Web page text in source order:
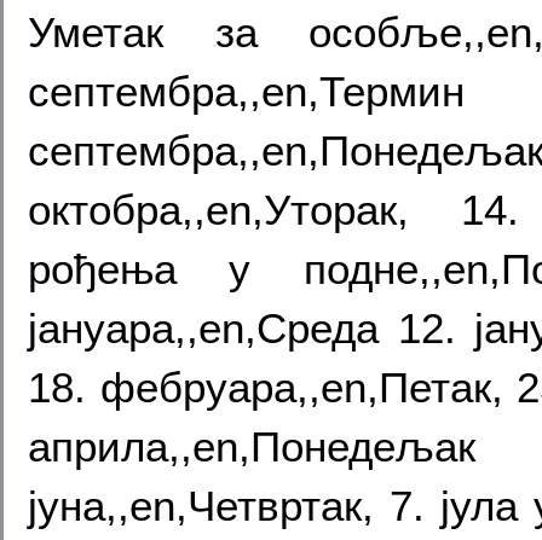
Уметак за
октобра,,en,Уторак,
рођења у
јануара,,en,Среда 12.
18. фебруара,,en,Петак,
јуна,,en,Четвртак, 7.